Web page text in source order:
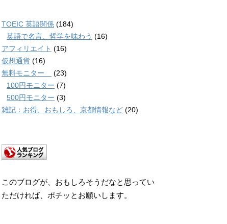
TOEIC 英語関係 (184)
英語で名言、哲学を味わう (16)
アフィリエイト (16)
仮想通貨 (16)
無料モニター
(23)
100円モニター (7)
500円モニター (3)
雑記：お得、おもしろ、京都情報など (20)
このブログが、おもしろそうだなと思ってい
ただければ、ポチッとお願いします。